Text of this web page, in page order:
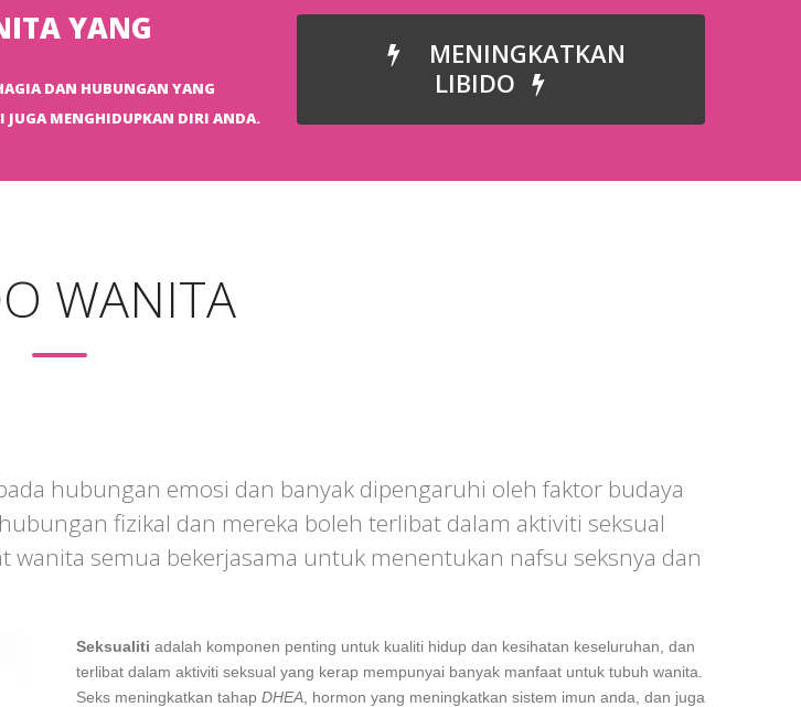
YANG
DAN HUBUNGAN YANG
JUGA MENGHIDUPKAN DIRI ANDA.
MENINGKATKAN
LIBIDO
WANITA
hubungan emosi dan banyak dipengaruhi oleh faktor budaya
fizikal dan mereka boleh terlibat dalam aktiviti seksual
semua bekerjasama untuk menentukan nafsu seksnya dan
Seksualiti adalah komponen penting untuk kualiti hidup dan kesihatan keseluruhan, dan
terlibat dalam aktiviti seksual yang kerap mempunyai banyak manfaat untuk tubuh wanita.
Seks meningkatkan tahap DHEA , hormon yang meningkatkan sistem imun anda, dan juga